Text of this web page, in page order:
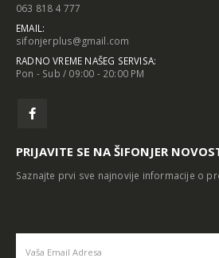
063 818 4 777
EMAIL:
sifonjerplus@gmail.com
RADNO VREME NAŠEG SERVISA:
Pon - Sub / 09:00 - 20:00 PM
PRIJAVITE SE NA ŠIFONJER
Saznajte prvi sve najnovije informacije o